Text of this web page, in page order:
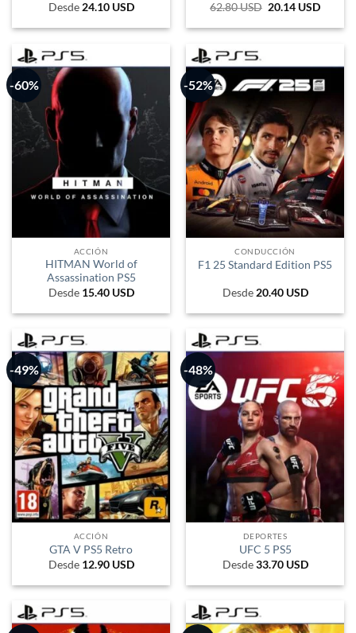
Desde24.10 USD
62.80USD El
original
20.14 USD
actual
-60%
ACCIÓN
HITMAN World of
Assassination PS5
Desde 15.40 USD
-52%
CONDUCCIÓN
F1 25 Standard Edition PS5
Desde 20.40 USD
-49%
ACCIÓN
GTA V PS5 Retro
Desde 12.90 USD
-48%
DEPORTES
UFC 5 PS5
Desde33.70 USD